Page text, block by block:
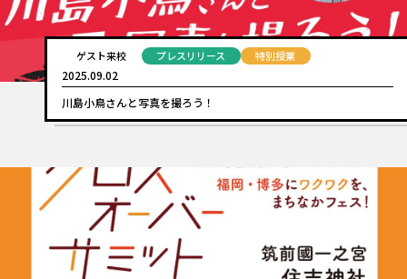
ゲスト来校 プレスリリース 特別授業
2025.09.02
川島小鳥さんと写真を撮ろう！